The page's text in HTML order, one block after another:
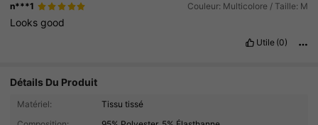
n***1 Couleur: Multicolore / Taille: M
Looksgood
Utile (0)
Détails Du Produit
Matériel:
Tissu tissé